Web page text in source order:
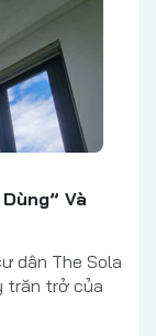
Và
dân The Sola
trăn trở của